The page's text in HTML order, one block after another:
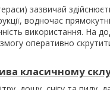
зазвичай
водночас
використання. На
оперативно
класичному